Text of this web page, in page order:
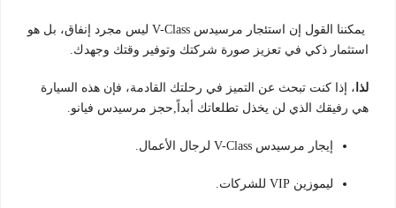
يمكننا القول إن استئجار مرسيدس V-Class ليس مجرد إنفاق، بل هو
استثمار ذكي في تعزيز صورة شركتك وتوفير وقتك وجهدك.
لذا ، إذا كنت تبحث عن التميز في رحلتك القادمة، فإن هذه السيارة
هي رفيقك الذي لن يخذل تطلعاتك أبداً,حجز مرسيدس فيانو.
إيجار مرسيدس V-Class لرجال الأعمال.
ليموزين VIP للشركات.